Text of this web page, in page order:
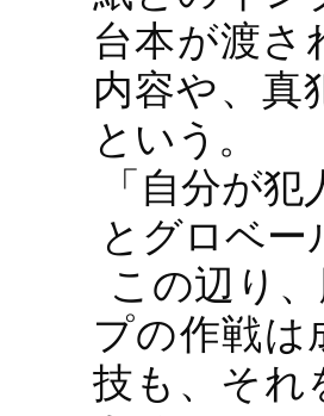
台本が渡
内容や、
という。
「自分が
とグロベ
この辺り
プの作戦
技も、それ